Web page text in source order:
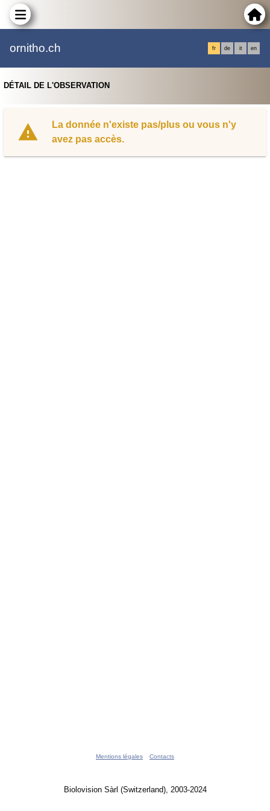
ornitho.ch fr de it en
DÉTAIL DE L'OBSERVATION
La donnée n'existe pas/plus ou vous n'y
avez pas accès.
Mentions légales Contacts
Biolovision Sàrl (Switzerland), 2003-2024